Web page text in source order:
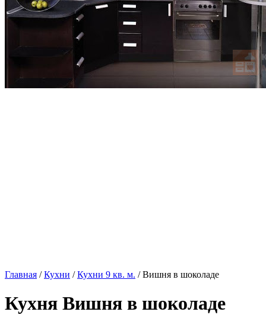
Главная /Кухни /Кухни 9 кв. м. / Вишня в шоколаде
Кухня Вишня в шоколаде